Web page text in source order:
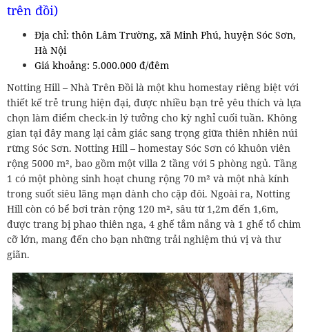
trên đồi)
Địa chỉ: thôn Lâm Trường, xã Minh Phú, huyện Sóc Sơn,
Hà Nội
Giá khoảng: 5.000.000 đ/đêm
Notting Hill – Nhà Trên Đồi là một khu homestay riêng biệt với
thiết kế trẻ trung hiện đại, được nhiều bạn trẻ yêu thích và lựa
chọn làm điểm check-in lý tưởng cho kỳ nghỉ cuối tuần. Không
gian tại đây mang lại cảm giác sang trọng giữa thiên nhiên núi
rừng Sóc Sơn. Notting Hill – homestay Sóc Sơn có khuôn viên
rộng 5000 m², bao gồm một villa 2 tầng với 5 phòng ngủ. Tầng
1 có một phòng sinh hoạt chung rộng 70 m² và một nhà kính
trong suốt siêu lãng mạn dành cho cặp đôi. Ngoài ra, Notting
Hill còn có bể bơi tràn rộng 120 m², sâu từ 1,2m đến 1,6m,
được trang bị phao thiên nga, 4 ghế tắm nắng và 1 ghế tổ chim
cỡ lớn, mang đến cho bạn những trải nghiệm thú vị và thư
giãn.